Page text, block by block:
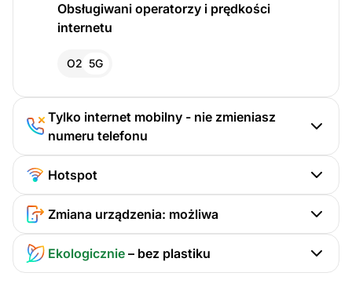
Obsługiwani operatorzy i prędkości
internetu
O2 5G
Tylko internet mobilny - nie zmieniasz
numeru telefonu
Hotspot
Zmiana urządzenia: możliwa
Ekologicznie – bez plastiku